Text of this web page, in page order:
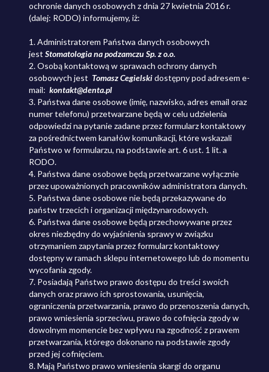
ochronie danych osobowych z dnia 27 kwietnia 2016 r.
(dalej: RODO) informujemy, iż:
1. Administratorem Państwa danych osobowych
jestStomatologia na podzamczu Sp. z o.o.
2. Osobą kontaktową w sprawach ochrony danych
osobowych jest Tomasz Cegielskidostępny pod adresem e-
mail: kontakt@denta.pl
3. Państwa dane osobowe (imię, nazwisko, adres email oraz
numer telefonu) przetwarzane będą w celu udzielenia
odpowiedzi na pytanie zadane przez formularz kontaktowy
za pośrednictwem kanałów komunikacji, które wskazali
Państwo w formularzu, na podstawie art. 6 ust. 1 lit. a
RODO.
4. Państwa dane osobowe będą przetwarzane wyłącznie
przez upoważnionych pracowników administratora danych.
5. Państwa dane osobowe nie będą przekazywane do
państw trzecich i organizacji międzynarodowych.
6. Państwa dane osobowe będą przechowywane przez
okres niezbędny do wyjaśnienia sprawy w związku
otrzymaniem zapytania przez formularz kontaktowy
dostępny w ramach sklepu internetowego lub do momentu
wycofania zgody.
7. Posiadają Państwo prawo dostępu do treści swoich
danych oraz prawo ich sprostowania, usunięcia,
ograniczenia przetwarzania, prawo do przenoszenia danych,
prawo wniesienia sprzeciwu, prawo do cofnięcia zgody w
dowolnym momencie bez wpływu na zgodność z prawem
przetwarzania, którego dokonano na podstawie zgody
przed jej cofnięciem.
8. Mają Państwo prawo wniesienia skargi do organu